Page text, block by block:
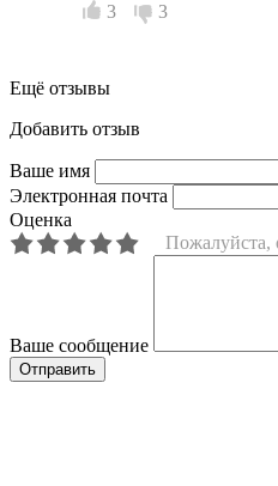
3 3
Ещё отзывы
Добавить отзыв
Ваше имя
Электронная почта
Оценка
Пожалуйста,
Ваше сообщение